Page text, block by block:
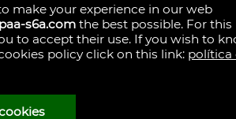
Hernandez, 1.
make your experience in our web
s6a.com the best possible. For this
to accept their use. If you wish to
policy click on this link: política